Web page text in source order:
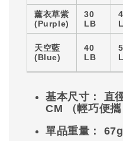
薰衣草紫
(Purple)
30
LB
天空藍
(Blue)
40
LB
基本尺寸： 直
CM （輕巧便攜
單品重量：
67g